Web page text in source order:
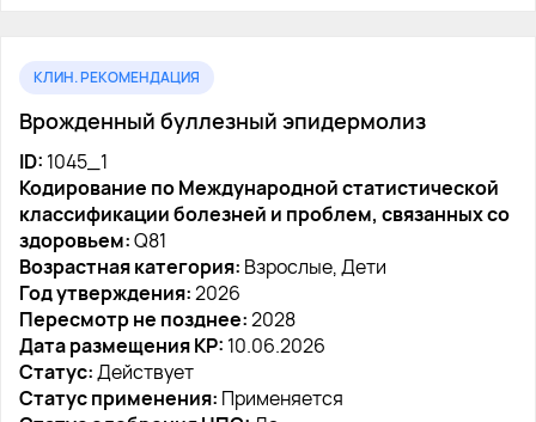
КЛИН. РЕКОМЕНДАЦИЯ
Врожденный буллезный эпидермолиз
ID: 1045_1
Кодирование по Международной статистической
классификации болезней и проблем, связанных со
здоровьем:Q81
Возрастная категория: Взрослые, Дети
Год утверждения:2026
Пересмотр не позднее:2028
Дата размещения КР: 10.06.2026
Статус:Действует
Статус применения: Применяется